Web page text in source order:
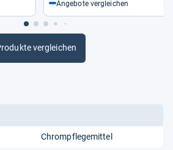
Angebote vergleichen
vergleichen
Chrompflegemittel